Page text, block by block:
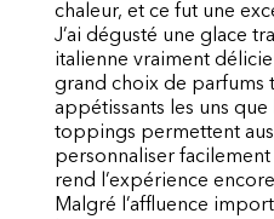
chaleur, et ce fut une
J’ai dégusté une glace
italienne vraiment
grand choix de parfums
appétissants les uns que
toppings permettent
personnaliser facilement
rend l’expérience
Malgré l’affluence